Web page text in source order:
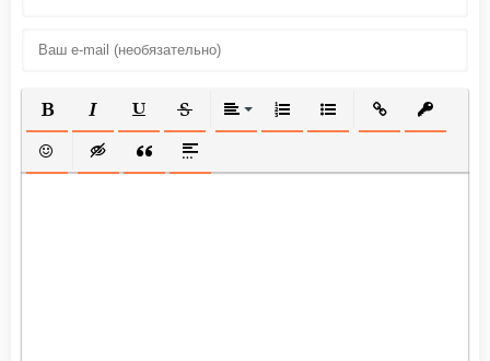
ПОЛУЖИРНЫЙ
КУРСИВПОДЧЕРКНУТЫЙ
ЗАЧЕРКНУТЫЙВЫРАВНИВАНИЕ
НУМЕРОВАННЫЙ СПИСОК
МАРКИРОВАННЫЙ
ВСТАВИТЬ
ВСТАВИТЬ СМАЙЛИК
ВСТАВКА СКРЫТОГО ТЕКСТА
ВСТАВКА ЦИТАТЫ
ВСТАВКА СПОЙЛЕРА